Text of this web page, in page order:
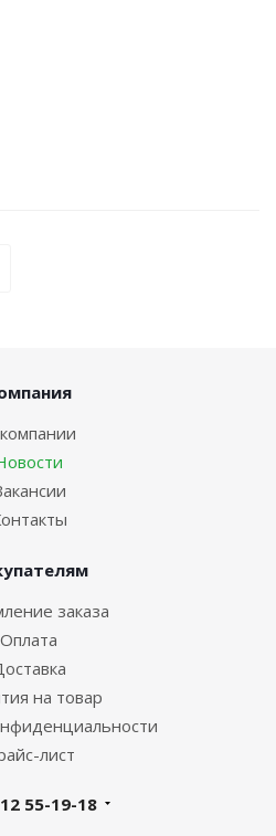
заказа
Оплата
на товар
лист
55-19-18